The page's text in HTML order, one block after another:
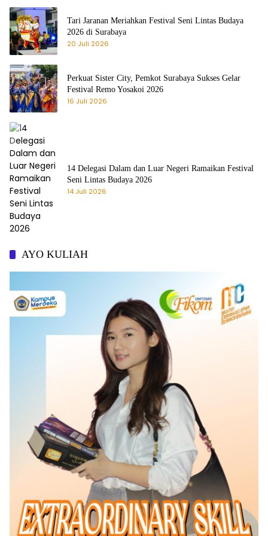
Tari Jaranan Meriahkan Festival Seni Lintas Budaya
2026 di Surabaya
20 Juli 2026
Perkuat Sister City, Pemkot Surabaya Sukses Gelar
Festival Remo Yosakoi 2026
16 Juli 2026
14 Delegasi Dalam dan Luar Negeri Ramaikan Festival
Seni Lintas Budaya 2026
14 Juli 2026
AYO KULIAH